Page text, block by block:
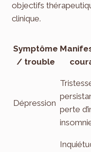
objectifs
clinique.
Symptôme
/ trouble
Dépression
perte